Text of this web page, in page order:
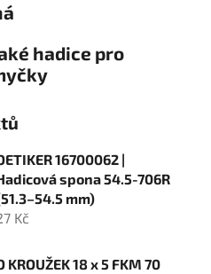
hadice pro
16700062 |
spona 54.5-706R
mm)
Kč
KROUŽEK 18 x 5 FKM 70